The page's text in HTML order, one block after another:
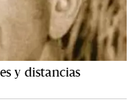
y distancias